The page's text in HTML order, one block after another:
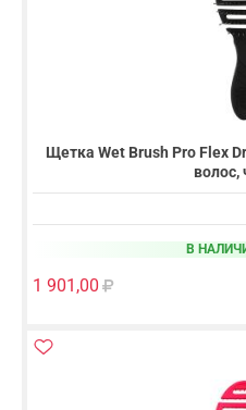
Щетка Wet Brush Pro Flex
волос,
В
1 901,00